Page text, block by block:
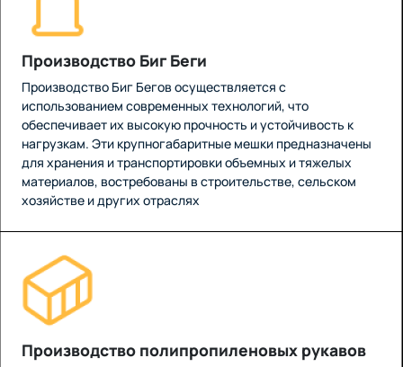
Производство Биг Беги
Производство Биг Бегов осуществляется с
использованием современных технологий, что
обеспечивает их высокую прочность и устойчивость к
нагрузкам. Эти крупногабаритные мешки предназначены
для хранения и транспортировки объемных и тяжелых
материалов, востребованы в строительстве, сельском
хозяйстве и других отраслях
Производство полипропиленовых рукавов